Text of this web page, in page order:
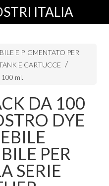
ITALIA
E PIGMENTATO PER
E CARTUCCE
ml.
DA 100
DYE
PER
SERIE